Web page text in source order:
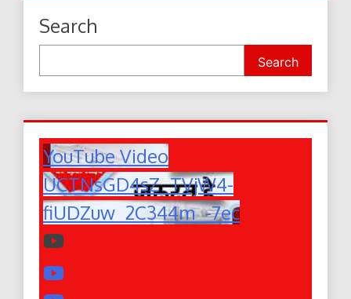
Search
Search
YouTube Video
UCTNsGD4sZ_TVjW4-
fiUDZuw_2C344m_-7ec